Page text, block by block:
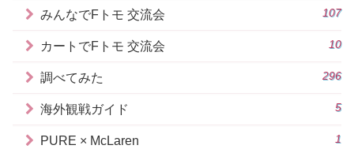
みんなでFトモ 交流会 107
カートでFトモ 交流会 10
調べてみた 296
海外観戦ガイド 5
PURE × McLaren 1